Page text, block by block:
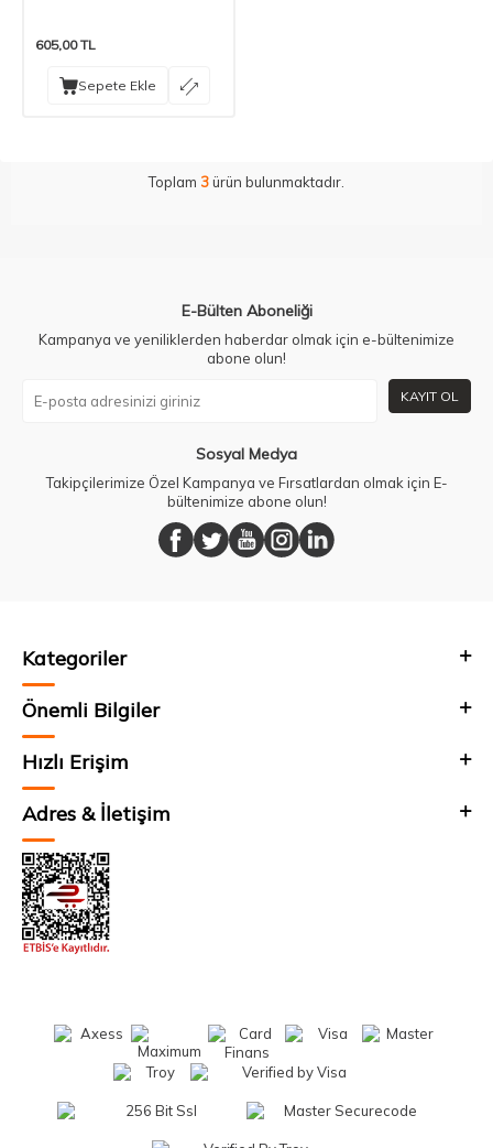
605,00TL
Sepete Ekle
Toplam 3ürün bulunmaktadır.
E-Bülten Aboneliği
Kampanya ve yeniliklerden haberdar olmak için e-bültenimize
abone olun!
KAYIT OL
Sosyal Medya
Takipçilerimize Özel Kampanya ve Fırsatlardan olmak için E-
bültenimize abone olun!
Kategoriler
Önemli Bilgiler
Hızlı Erişim
Adres & İletişim